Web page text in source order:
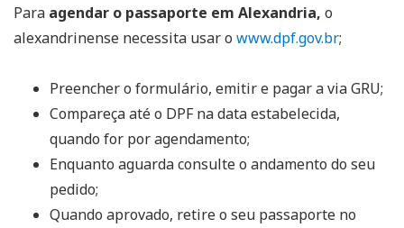
Para agendar o passaporte em Alexandria, o
alexandrinense necessita usar o www.dpf.gov.br;
Preencher o formulário, emitir e pagar a via GRU;
Compareça até o DPF na data estabelecida,
quando for por agendamento;
Enquanto aguarda consulte o andamento do seu
pedido;
Quando aprovado, retire o seu passaporte no